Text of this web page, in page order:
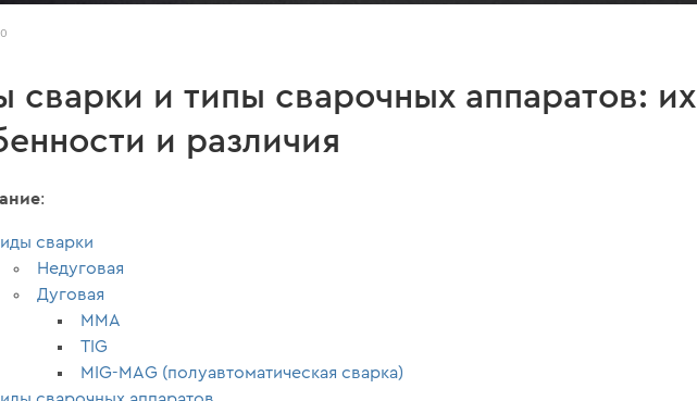
сварки и типы сварочных аппаратов: их
и различия
:
сварки
Недуговая
Дуговая
MMA
TIG
MIG-MAG (полуавтоматическая сварка)